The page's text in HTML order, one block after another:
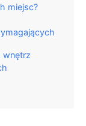
miejsc?
wnętrz